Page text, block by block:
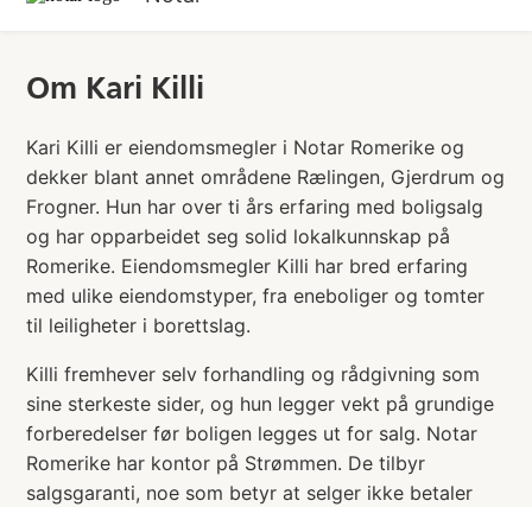
Om Kari Killi
Kari Killi er eiendomsmegler i Notar Romerike og
dekker blant annet områdene Rælingen, Gjerdrum og
Frogner. Hun har over ti års erfaring med boligsalg
og har opparbeidet seg solid lokalkunnskap på
Romerike. Eiendomsmegler Killi har bred erfaring
med ulike eiendomstyper, fra eneboliger og tomter
til leiligheter i borettslag.
Killi fremhever selv forhandling og rådgivning som
sine sterkeste sider, og hun legger vekt på grundige
forberedelser før boligen legges ut for salg. Notar
Romerike har kontor på Strømmen. De tilbyr
salgsgaranti, noe som betyr at selger ikke betaler